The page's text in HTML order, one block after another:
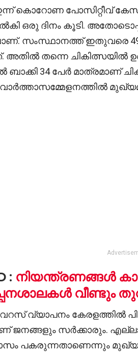
കൊറോണ പോസിറ്റീവ്
ഒരു ദിനം കൂടി.
സംസ്ഥാനത്ത് ഇതുവരെ
അതിൽ തന്നെ ചികിത്സയിൽ
ബാക്കി 34 പേർ മാത്രമാണ്
: നിയന്ത്രണങ്ങൾ
വീണ്ടും
വ്യാപനം കേരളത്തിൽ
ജനങ്ങളും സർക്കാരും.
പകരുന്നതാണെന്നും